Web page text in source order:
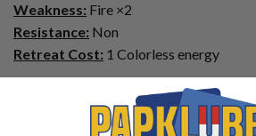
Weakness: Fire ×2
Resistance: Non
Retreat Cost: 1 Colorless energy
Se vores store udvalg af enkeltkort fra